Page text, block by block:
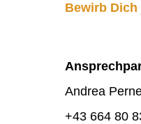
Bewirb
Andrea
+43 664 80